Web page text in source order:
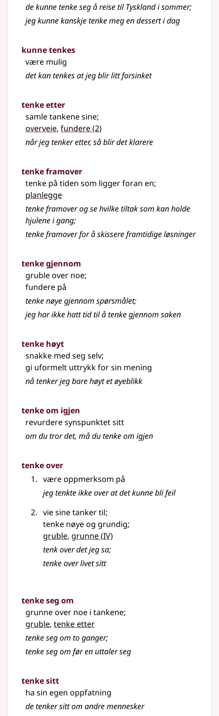
de kunne tenke seg å reise til Tyskland i sommer;
jeg kunne kanskje tenke meg en dessert i dag
kunne tenkes
være mulig
det kan tenkes at jeg blir litt forsinket
tenke etter
samle tankene sine;
overveie, fundere(2)
når jeg tenker etter, så blir det klarere
tenke framover
tenke på tiden som ligger foran en;
planlegge
tenke framover og se hvilke tiltak som kan holde
hjulene i gang;
tenke framover for å skissere framtidige løsninger
tenke gjennom
gruble over noe;
fundere på
tenke nøye gjennom spørsmålet;
jeg har ikke hatt tid til å tenke gjennom saken
tenke høyt
snakke med seg selv;
gi uformelt uttrykk for sin mening
nå tenker jeg bare høyt et øyeblikk
tenke om igjen
revurdere synspunktet sitt
om du tror det, må du tenke om igjen
tenke over
være oppmerksom på
jeg tenkte ikke over at det kunne bli feil
vie sine tanker til;
tenke nøye og grundig;
gruble, grunne(4
IV)
tenk over det jeg sa;
tenke over livet sitt
tenke seg om
grunne over noe i tankene;
gruble, tenke etter
tenke seg om to ganger;
tenke seg om før en uttaler seg
tenke sitt
ha sin egen oppfatning
de tenker sitt om andre mennesker